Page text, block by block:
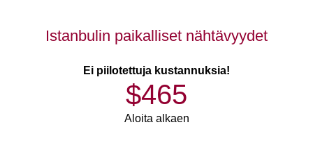
Istanbulin paikalliset nähtävyydet
Ei piilotettuja kustannuksia!
$465
Aloita alkaen